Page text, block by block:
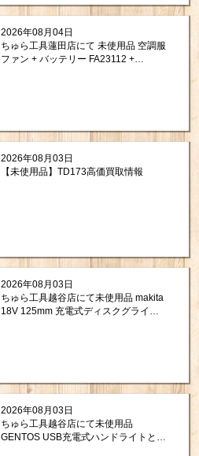
2026年08月04日
ちゅら工具蓮田店にて 未使用品 空調服
ファン + バッテリー FA23112 +
2026年08月03日
【未使用品】TD173高価買取情報
2026年08月03日
ちゅら工具越谷店にて未使用品 makita
18V 125mm 充電式ディスクグライン
2026年08月03日
ちゅら工具越谷店にて未使用品
GENTOS USB充電式ハンドライトと